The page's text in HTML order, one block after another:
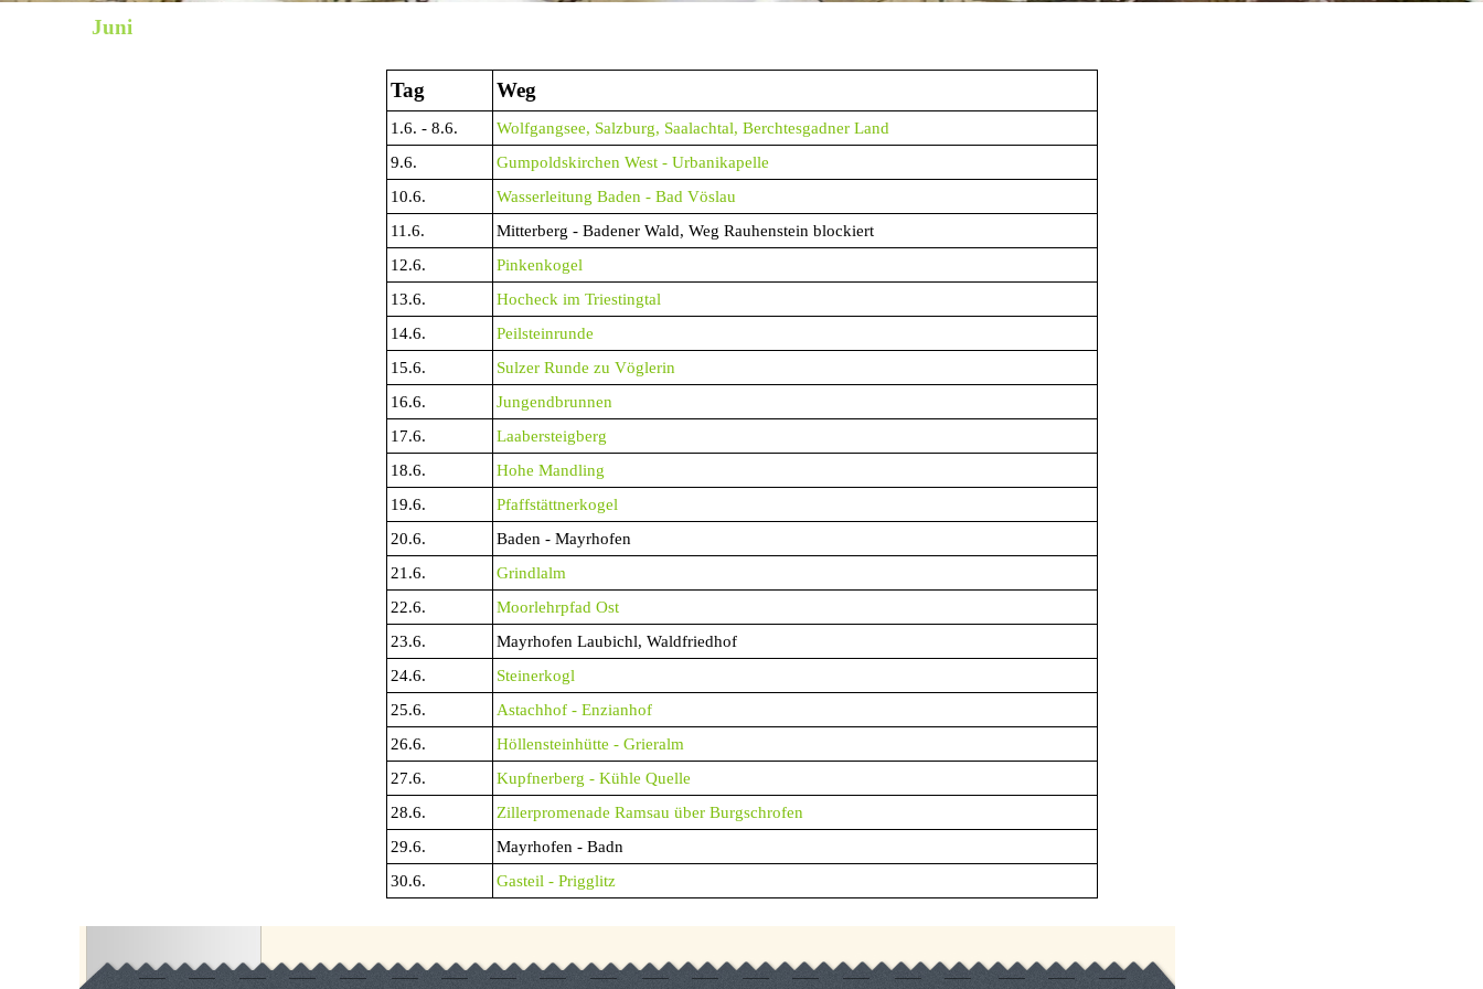
Juni
Tag Weg
1.6. - 8.6.
Wolfgangsee, Salzburg, Saalachtal, Berchtesgadner Land
9.6.
Gumpoldskirchen West - Urbanikapelle
10.6.
Wasserleitung Baden - Bad Vöslau
11.6.
Mitterberg - Badener Wald, Weg Rauhenstein blockiert
12.6.
Pinkenkogel
13.6.
Hocheck im Triestingtal
14.6.
Peilsteinrunde
15.6.
Sulzer Runde zu Vöglerin
16.6.
Jungendbrunnen
17.6.
Laabersteigberg
18.6.
Hohe Mandling
19.6.
Pfaffstättnerkogel
20.6.
Baden - Mayrhofen
21.6.
Grindlalm
22.6.
Moorlehrpfad Ost
23.6.
Mayrhofen Laubichl, Waldfriedhof
24.6.
Steinerkogl
25.6.
Astachhof - Enzianhof
26.6.
Höllensteinhütte - Grieralm
27.6.
Kupfnerberg - Kühle Quelle
28.6.
Zillerpromenade Ramsau über Burgschrofen
29.6.
Mayrhofen - Badn
30.6.
Gasteil - Prigglitz